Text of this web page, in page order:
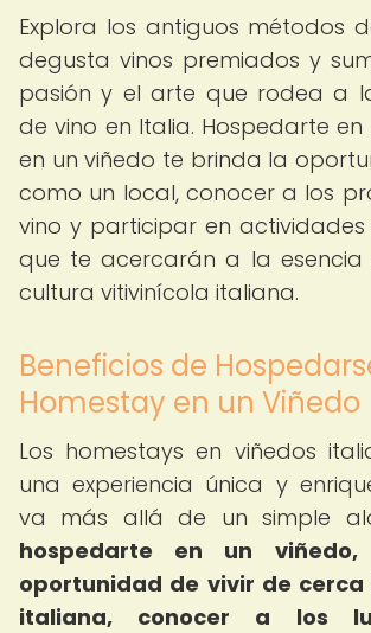
Explora los antiguos métodos
degusta vinos premiados y
pasión y el arte que rodea a
de vino en Italia. Hospedarte
en un viñedo te brinda la
como un local, conocer a los
vino y participar en
que te acercarán a la esencia
cultura vitivinícola italiana.
Beneficios de
Homestay en un Viñedo
Los homestays en viñedos
una experiencia única y
va más allá de un simple
hospedarte en un
oportunidad de vivir de
italiana, conocer a los